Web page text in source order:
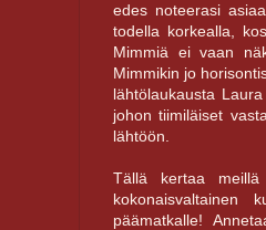
edes noteerasi
todella korkealla,
Mimmiä ei vaan
Mimmikin jo
lähtölaukausta
johon tiimiläiset
lähtöön.
Tällä kertaa meillä
kokonaisvaltainen
päämatkalle!